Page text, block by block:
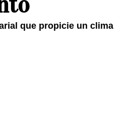
que propicie un clima